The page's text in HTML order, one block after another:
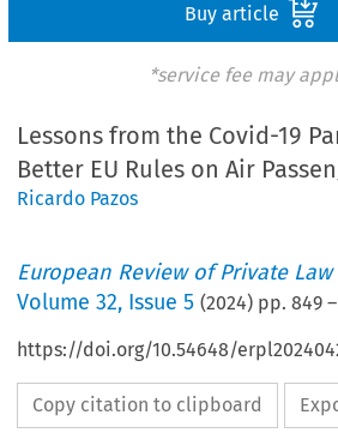
Buy article
*service fee may
Lessons from the Covid-19
Better EU Rules on Air
Ricardo Pazos
European Review of Private Law
Volume32, Issue 5 (2024) pp.849
https://doi.org/10.54648/
Copy citation to clipboard